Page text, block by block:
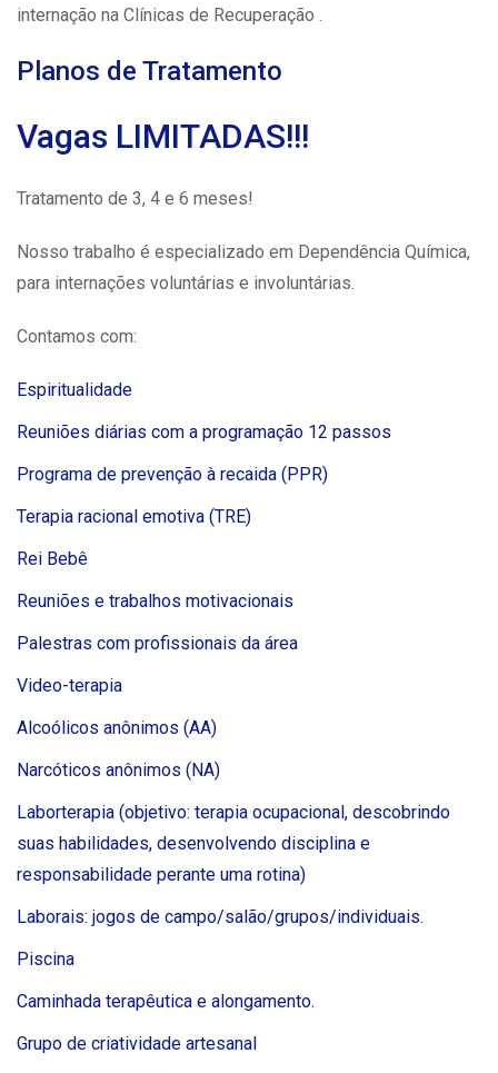
internação na Clínicas de Recuperação .
Planos de Tratamento
Vagas LIMITADAS!!!
Tratamento de 3, 4 e 6 meses!
Nosso trabalho é especializado em Dependência Química,
para internações voluntárias e involuntárias.
Contamos com:
Espiritualidade
Reuniões diárias com a programação 12 passos
Programa de prevenção à recaida (PPR)
Terapia racional emotiva (TRE)
Rei Bebê
Reuniões e trabalhos motivacionais
Palestras com profissionais da área
Video-terapia
Alcoólicos anônimos (AA)
Narcóticos anônimos (NA)
Laborterapia (objetivo: terapia ocupacional, descobrindo
suas habilidades, desenvolvendo disciplina e
responsabilidade perante uma rotina)
Laborais: jogos de campo/salão/grupos/individuais.
Piscina
Caminhada terapêutica e alongamento.
Grupo de criatividade artesanal